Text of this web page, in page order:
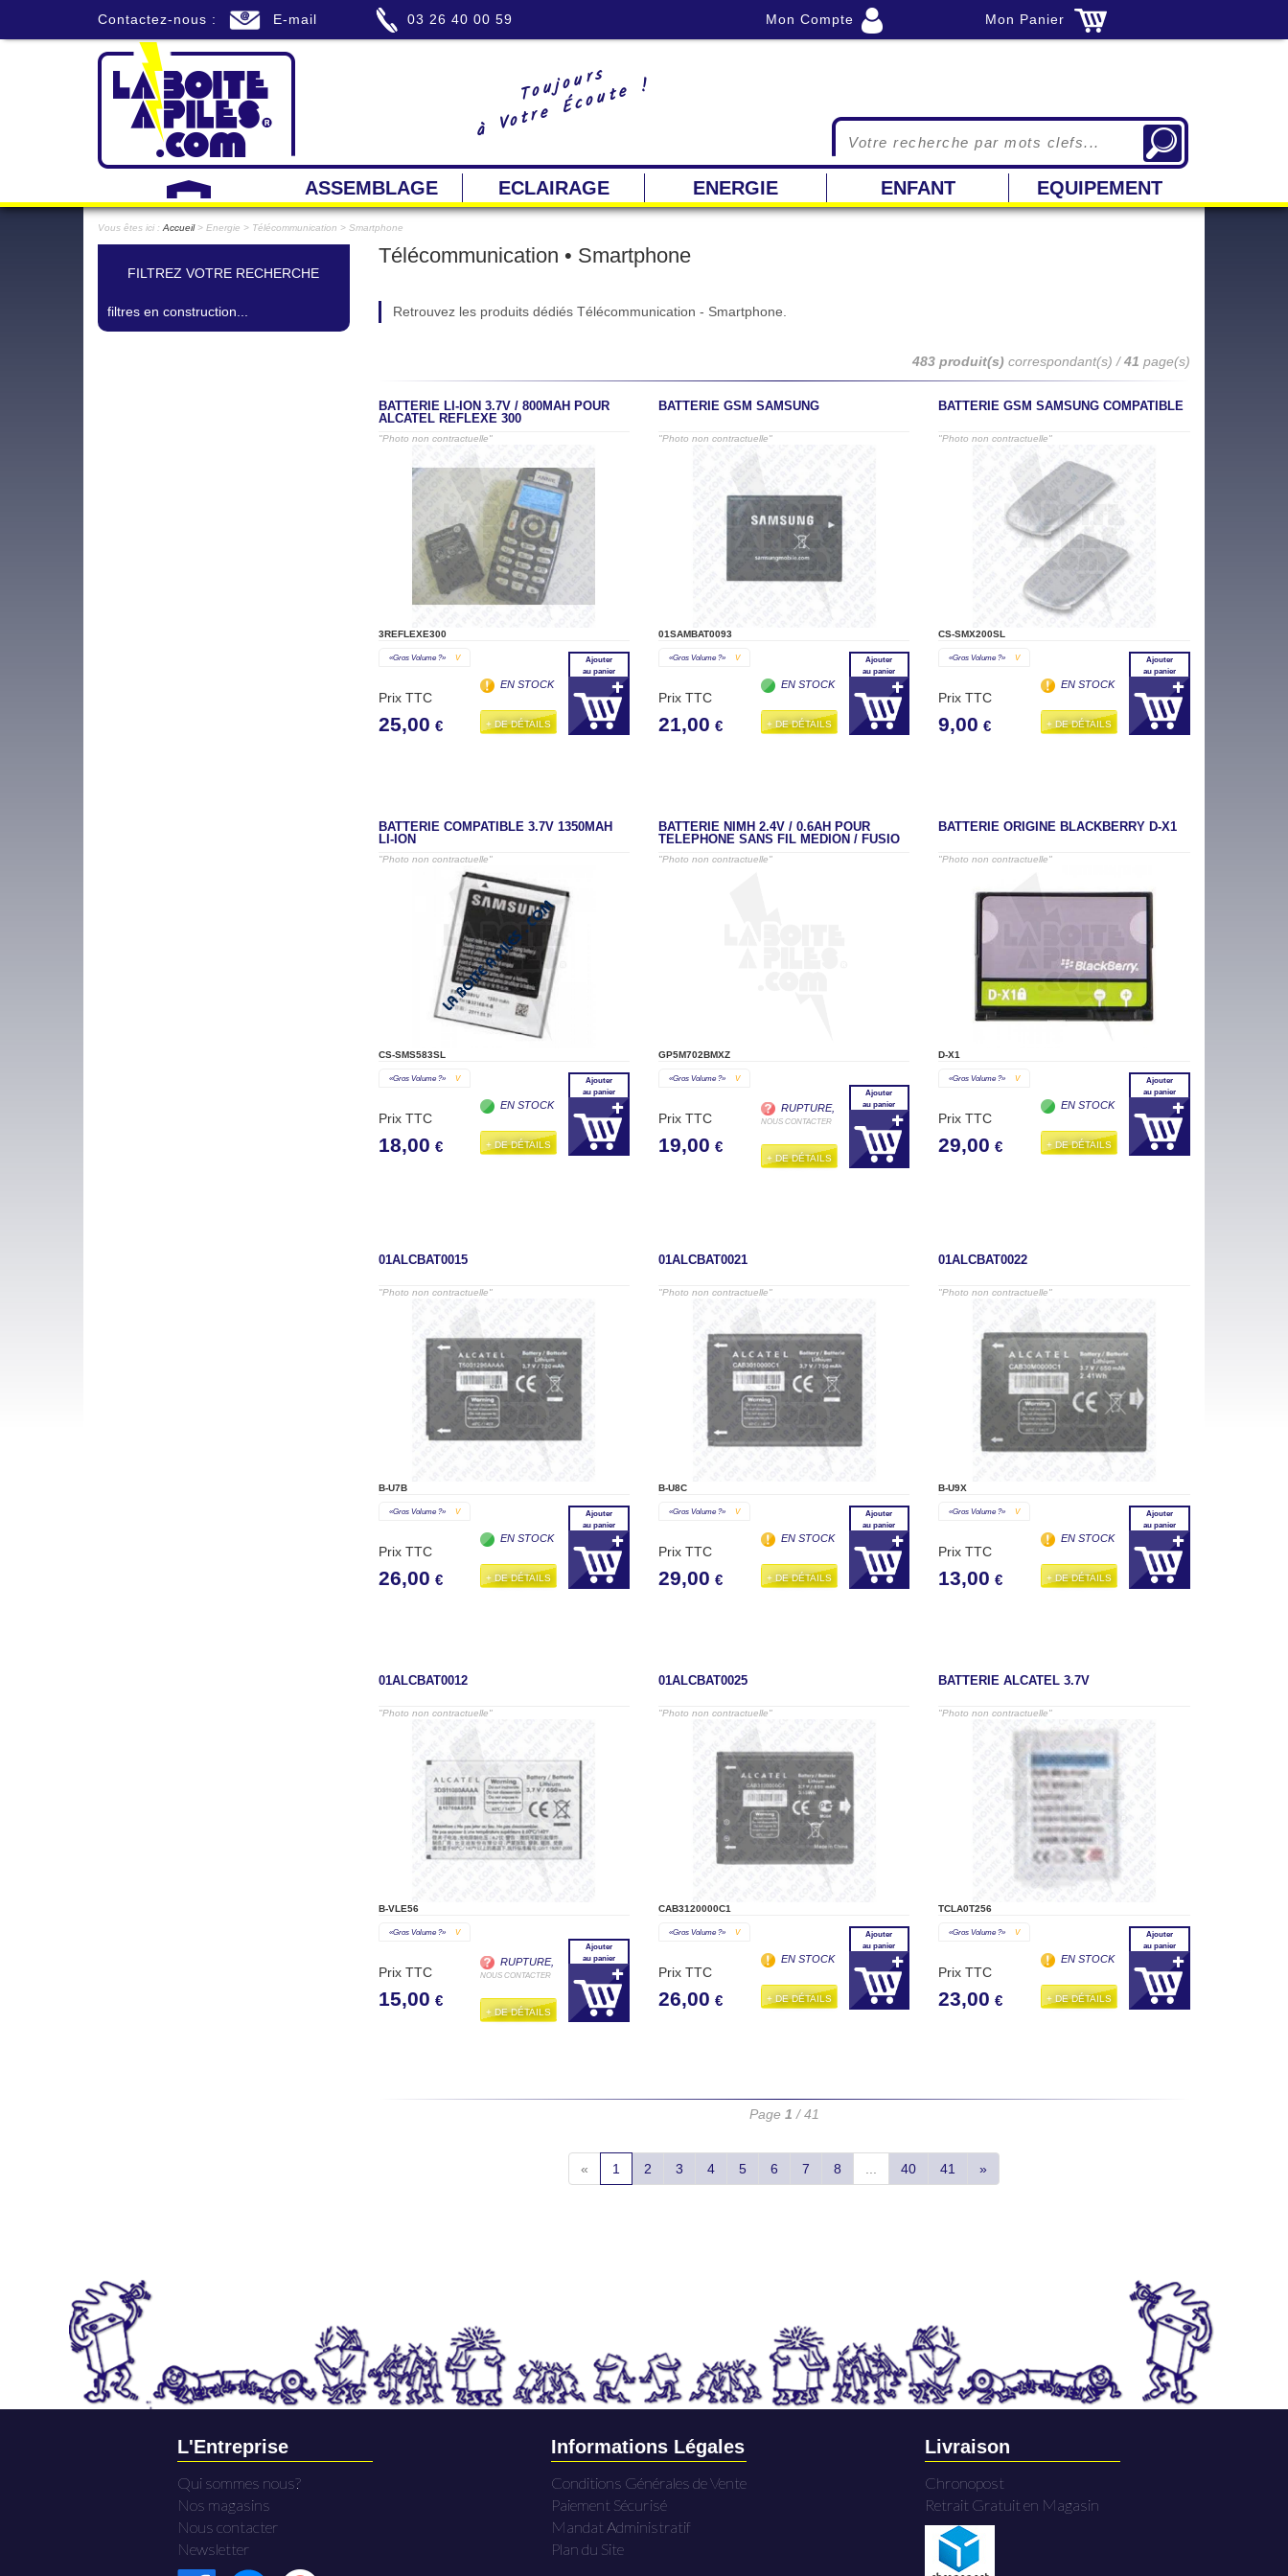
Contactez-nous : E-mail 03 26 40 00 59 Mon Compte Mon Panier
Toujours
à Votre Écoute !
ASSEMBLAGE ECLAIRAGE ENERGIE ENFANT EQUIPEMENT
Vous êtes ici : Accueil> Energie > Télécommunication > Smartphone
FILTREZ VOTRE RECHERCHE
filtres en construction...
Télécommunication • Smartphone
Retrouvez les produits dédiés Télécommunication - Smartphone.
483 produit(s) correspondant(s) /41 page(s)
BATTERIE LI-ION 3.7V / 800MAH POUR
ALCATEL REFLEXE 300
"Photo non contractuelle"
3REFLEXE300
«gros Volume ?» V
Prix TTC
25,00 €
EN STOCK
+ DE DÉTAILS
Ajouter
au panier
BATTERIE GSM SAMSUNG
"Photo non contractuelle"
01SAMBAT0093
«gros Volume ?» V
Prix TTC
21,00 €
EN STOCK
+ DE DÉTAILS
Ajouter
au panier
BATTERIE GSM SAMSUNG COMPATIBLE
"Photo non contractuelle"
CS-SMX200SL
«gros Volume ?» V
Prix TTC
9,00 €
EN STOCK
+ DE DÉTAILS
Ajouter
au panier
BATTERIE COMPATIBLE 3.7V 1350MAH
LI-ION
"Photo non contractuelle"
CS-SMS583SL
«gros Volume ?» V
Prix TTC
18,00 €
EN STOCK
+ DE DÉTAILS
Ajouter
au panier
BATTERIE NIMH 2.4V / 0.6AH POUR
TELEPHONE SANS FIL MEDION / FUSIO
"Photo non contractuelle"
GP5M702BMXZ
«gros Volume ?» V
Prix TTC
19,00 €
RUPTURE,
NOUS CONTACTER
+ DE DÉTAILS
Ajouter
au panier
BATTERIE ORIGINE BLACKBERRY D-X1
"Photo non contractuelle"
D-X1
«gros Volume ?» V
Prix TTC
29,00 €
EN STOCK
+ DE DÉTAILS
Ajouter
au panier
01ALCBAT0015
"Photo non contractuelle"
B-U7B
«gros Volume ?» V
Prix TTC
26,00 €
EN STOCK
+ DE DÉTAILS
Ajouter
au panier
01ALCBAT0021
"Photo non contractuelle"
B-U8C
«gros Volume ?» V
Prix TTC
29,00 €
EN STOCK
+ DE DÉTAILS
Ajouter
au panier
01ALCBAT0022
"Photo non contractuelle"
B-U9X
«gros Volume ?» V
Prix TTC
13,00 €
EN STOCK
+ DE DÉTAILS
Ajouter
au panier
01ALCBAT0012
"Photo non contractuelle"
B-VLE56
«gros Volume ?» V
Prix TTC
15,00 €
RUPTURE,
NOUS CONTACTER
+ DE DÉTAILS
Ajouter
au panier
01ALCBAT0025
"Photo non contractuelle"
CAB3120000C1
«gros Volume ?» V
Prix TTC
26,00 €
EN STOCK
+ DE DÉTAILS
Ajouter
au panier
BATTERIE ALCATEL 3.7V
"Photo non contractuelle"
TCLA0T256
«gros Volume ?» V
Prix TTC
23,00 €
EN STOCK
+ DE DÉTAILS
Ajouter
au panier
Page 1 / 41
« 1 2 3 4 5 6 7 8 40 41 »
L'Entreprise
Qui sommes nous?
Nos magasins
Nous contacter
Newsletter
Informations Légales
Conditions Générales de Vente
Paiement Sécurisé
Mandat Administratif
Plan du Site
Livraison
Chronopost
Retrait Gratuit en Magasin